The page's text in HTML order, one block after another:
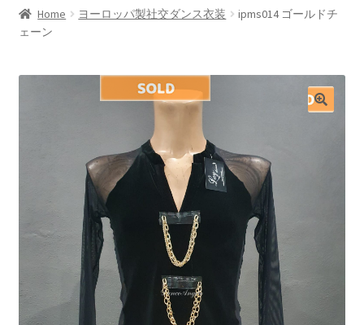
開
ニ
展
開
ブ
ュ
ー
を
お問い合わせ
CONTACT
Home ヨーロッパ製社交ダンス衣装
ipms014 ゴールドチ
ェーン